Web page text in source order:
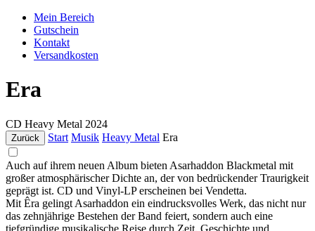
Mein Bereich
Gutschein
Kontakt
Versandkosten
Era
CD Heavy Metal 2024
Zurück Start Musik Heavy Metal Era
Auch auf ihrem neuen Album bieten Asarhaddon Blackmetal mit
großer atmosphärischer Dichte an, der von bedrückender Traurigkeit
geprägt ist. CD und Vinyl-LP erscheinen bei Vendetta.
Mit Êra gelingt Asarhaddon ein eindrucksvolles Werk, das nicht nur
das zehnjährige Bestehen der Band feiert, sondern auch eine
tiefgründige musikalische Reise durch Zeit, Geschichte und